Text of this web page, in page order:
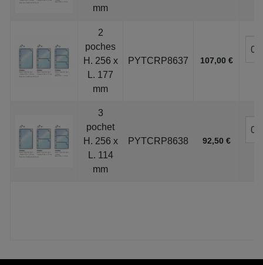
mm
2
poches
H. 256 x
L. 177
mm
PYTCRP8637 107,00 €
3
pochet
H. 256 x
L. 114
mm
PYTCRP8638 92,50 €